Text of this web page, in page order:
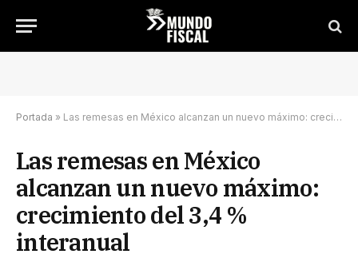
Portada » Las remesas en México alcanzan un nuevo máximo: crecimiento del 3,4 % interanual
Las remesas en México
alcanzan un nuevo máximo:
crecimiento del 3,4 %
interanual